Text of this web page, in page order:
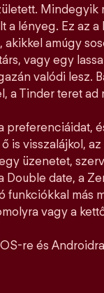
Mindegyik
a lényeg. Ez az a
amúgy
vagy egy
valódi lesz.
a Tinder teret ad
preferenciáidat,
is visszalájkol,
üzenetet,
Double date, a
funkciókkal más
vagy a
re és